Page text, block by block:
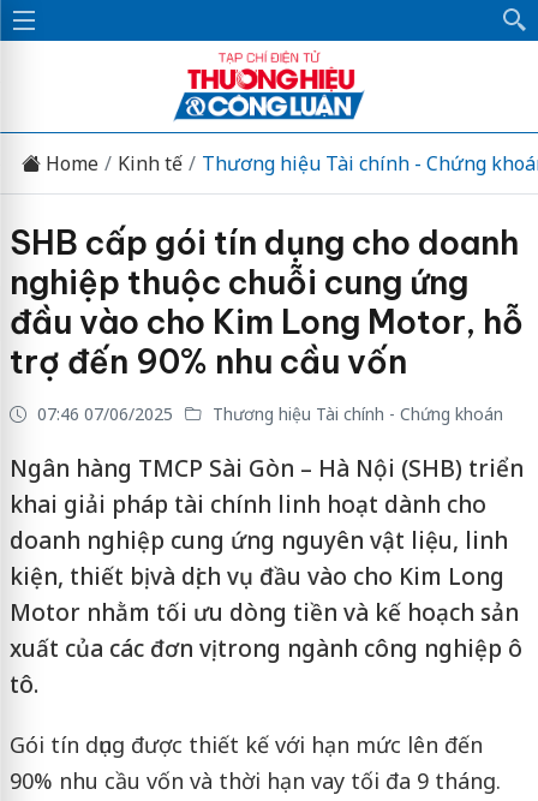
Home Kinh tế Thương hiệu Tài chính - Chứng
SHB cấp gói tín dụng cho doanh
nghiệp thuộc chuỗi cung ứng
đầu vào cho Kim Long Motor, hỗ
trợ đến 90% nhu cầu vốn
07:46 07/06/2025 Thương hiệu Tài chính - Chứng khoán
Ngân hàng TMCP Sài Gòn – Hà Nội (SHB) triển
khai giải pháp tài chính linh hoạt dành cho
doanh nghiệp cung ứng nguyên vật liệu, linh
kiện, thiết bị và dịch vụ đầu vào cho Kim Long
Motor nhằm tối ưu dòng tiền và kế hoạch sản
xuất của các đơn vị trong ngành công nghiệp ô
tô.
Gói tín dụng được thiết kế với hạn mức lên đến
90% nhu cầu vốn và thời hạn vay tối đa 9 tháng.